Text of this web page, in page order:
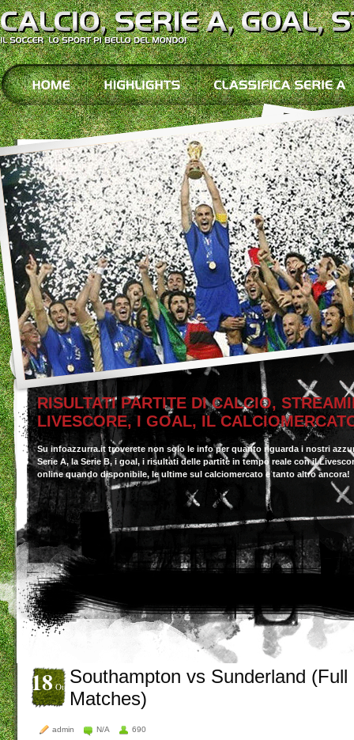
RISULTATI PARTITE DI CALCIO,
LIVESCORE, I GOAL, IL
Su infoazzurra.it troverete non solo le info per quanto riguarda i nostri
Serie A, la Serie B, i goal, i risultati delle partite in tempo reale con il
online quando disponibile, le ultime sul calciomercato e tanto altro ancora!
18Ott Southampton vs Sunderland (Full
Matches)
admin N/A 690